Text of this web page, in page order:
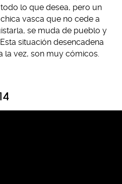
lo que desea, pero un
vasca que no cede a
se muda de pueblo y
situación desencadena
la vez, son muy cómicos.